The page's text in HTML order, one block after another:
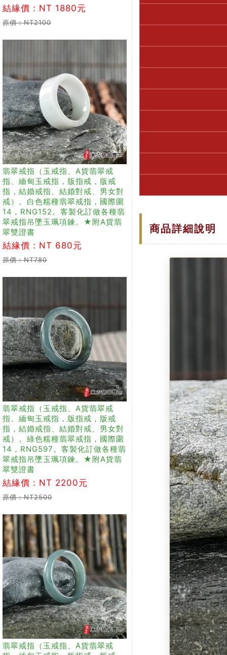
結緣價：NT 1880元
原價：NT2100
翡翠戒指（玉戒指、A貨翡翠戒
指、緬甸玉戒指，版指戒，版戒
指，結婚戒指、結婚對戒、男女對
戒）。白色糯種翡翠戒指，國際圍
14，RNG152。客製化訂做各種翡
翠戒指吊墜玉珮項鍊。★附A貨翡
翠雙證書
結緣價：NT 680元
原價：NT780
翡翠戒指（玉戒指、A貨翡翠戒
指、緬甸玉戒指，版指戒，版戒
指，結婚戒指、結婚對戒、男女對
戒）。綠色糯種翡翠戒指，國際圍
14，RNG597。客製化訂做各種翡
翠戒指吊墜玉珮項鍊。★附A貨翡
翠雙證書
結緣價：NT 2200元
原價：NT2500
翡翠戒指（玉戒指、A貨翡翠戒
商品詳細說明